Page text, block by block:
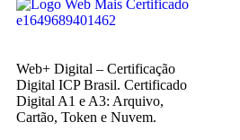
Web+ Digital – Certificação
Digital ICP Brasil. Certificado
Digital A1 e A3: Arquivo,
Cartão, Token e Nuvem.